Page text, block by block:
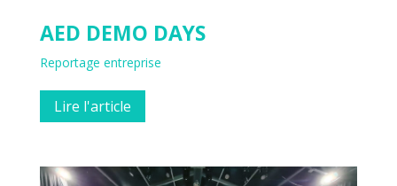
AED DEMO DAYS
Reportage entreprise
Lire l'article